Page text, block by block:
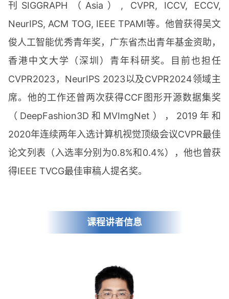
刊SIGGRAPH（Asia）, CVPR, ICCV, ECCV,
NeurIPS, ACM TOG, IEEE TPAMI等。他曾获得吴文
俊人工智能优秀青年奖，广东省杰出青年基金资助，
香港中文大学（深圳）青年科研奖。目前也担任
CVPR2023，NeurIPS 2023以及CVPR2024领域主
席。他的工作还曾两次获得CCF图形开源数据集奖
（DeepFashion3D和MVImgNet），2019年和
2020年连续两年入选计算机视觉顶级会议CVPR最佳
论文列表（入选率分别为0.8%和0.4%），他也曾获
得IEEE TVCG最佳审稿人提名奖。
课程讲者信息